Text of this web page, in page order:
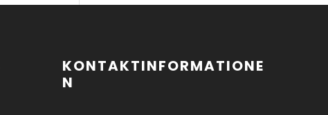
KONTAKTINFORMATIONE
N